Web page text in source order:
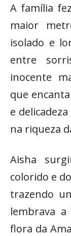
A família
maior
isolado e
entre
inocente
que
e
na riqueza
Aisha
colorido e
trazendo
lembrava
flora da